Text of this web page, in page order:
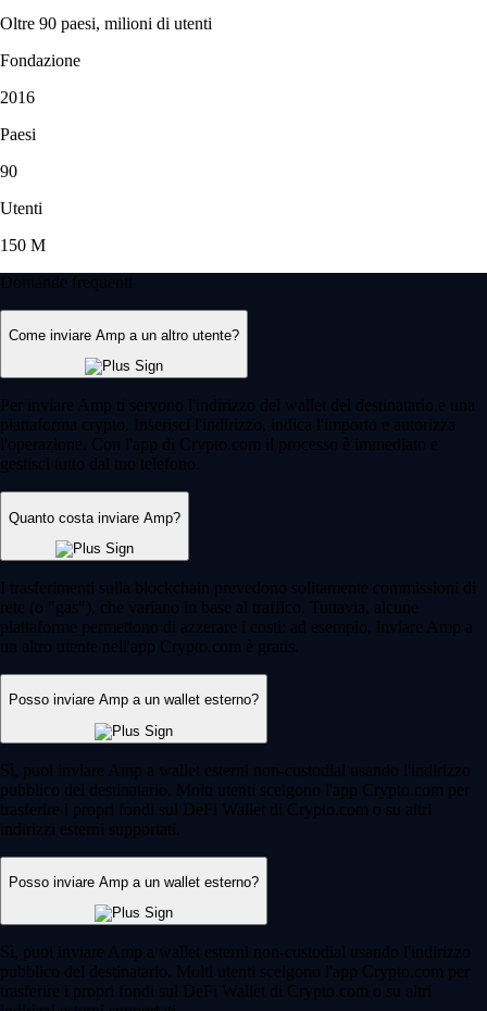
Oltre 90 paesi, milioni di utenti
Fondazione
2016
Paesi
90
Utenti
150 M
Domande frequenti
Come inviare Amp a un altro utente?
Per inviare Amp ti servono l'indirizzo del wallet del destinatario e una
piattaforma crypto. Inserisci l'indirizzo, indica l'importo e autorizza
l'operazione. Con l'app di Crypto.com il processo è immediato e
gestisci tutto dal tuo telefono.
Quanto costa inviare Amp?
I trasferimenti sulla blockchain prevedono solitamente commissioni di
rete (o "gas"), che variano in base al traffico. Tuttavia, alcune
piattaforme permettono di azzerare i costi: ad esempio, inviare Amp a
un altro utente nell'app Crypto.com è gratis.
Posso inviare Amp a un wallet esterno?
Sì, puoi inviare Amp a wallet esterni non-custodial usando l'indirizzo
pubblico del destinatario. Molti utenti scelgono l'app Crypto.com per
trasferire i propri fondi sul DeFi Wallet di Crypto.com o su altri
indirizzi esterni supportati.
Posso inviare Amp a un wallet esterno?
Sì, puoi inviare Amp a wallet esterni non-custodial usando l'indirizzo
pubblico del destinatario. Molti utenti scelgono l'app Crypto.com per
trasferire i propri fondi sul DeFi Wallet di Crypto.com o su altri